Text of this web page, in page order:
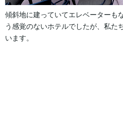
傾斜地に建っていてエレベーターも
う感覚のないホテルでしたが、私た
います。